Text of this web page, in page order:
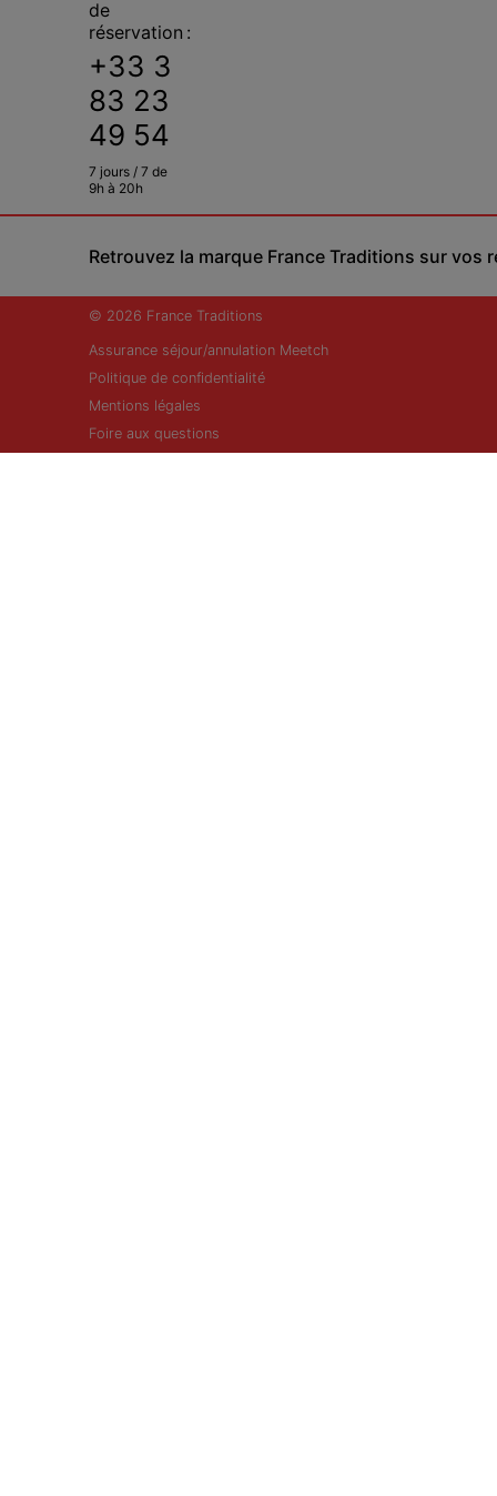
de
réservation :
+33 3
83 23
49 54
7 jours / 7 de
9h à 20h
Retrouvez la marque France Traditions sur vos
© 2026 France Traditions
Assurance séjour/annulation Meetch
Politique de confidentialité
Mentions légales
Foire aux questions